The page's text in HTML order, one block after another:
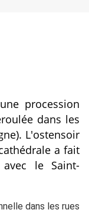
procession
dans les
L'ostensoir
a fait
le Saint-
dans les rues